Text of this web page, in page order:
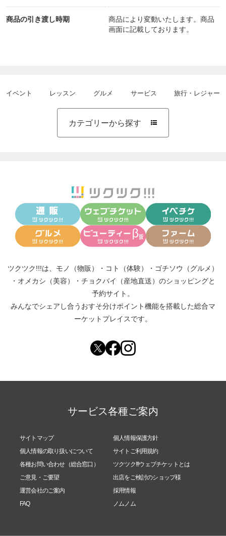
商品の引き渡し時期
商品により変動いたします。商品
画面に記載しております。
イベント レッスン グルメ サービス 旅行・レジャー
カテゴリーから探す 
ツクツク!!!は、 モノ（物販） ・ コト（体験） ・ ゴチソウ（グルメ）
・ オメカシ（美容） ・ チョクバイ（産地直送） のショッピングと
予約サイト。
みんなでシェアし合う おすそ分けポイント機能を搭載した総合マ
ーケットプレイスです。
サービス各種ご案内
サイトマップ
個人情報保護方針
個人情報の取り扱いについて
サイトご利用規約
各種お問い合わせ（総合窓口）
ツクツク!!!ウェブチケットとは
ご意見・ご要望
出店をご検討のショップ様
運営会社のご案内
採用情報
FAQ
ノムノム